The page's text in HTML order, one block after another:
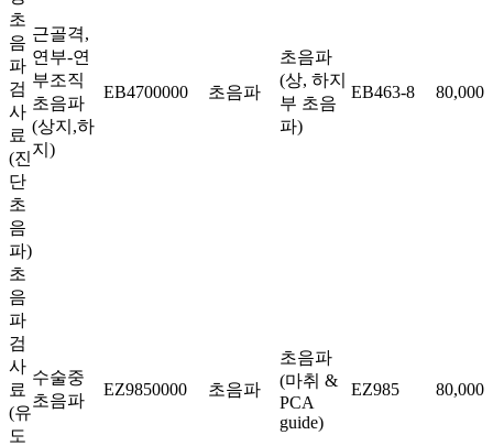
초
음
파
검
사
료
(진
단
초
음
파)
근골격,
연부-연
부조직
초음파
(상지,하
지)
EB4700000 초음파
초음파
(상, 하지
부 초음
파)
EB463-8 80,000
초
음
파
검
사
료
(유
도
수술중
초음파
EZ9850000 초음파
초음파
(마취 &
PCA
guide)
EZ985 80,000